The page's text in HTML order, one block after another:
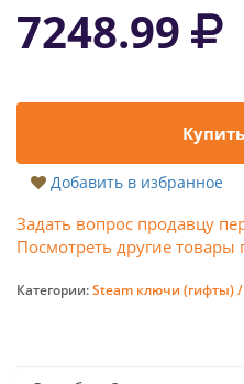
7248.99
Добавить в избранное
Задать вопрос продавцу
Посмотреть другие товары
Категории:Steam ключи (гифты) /